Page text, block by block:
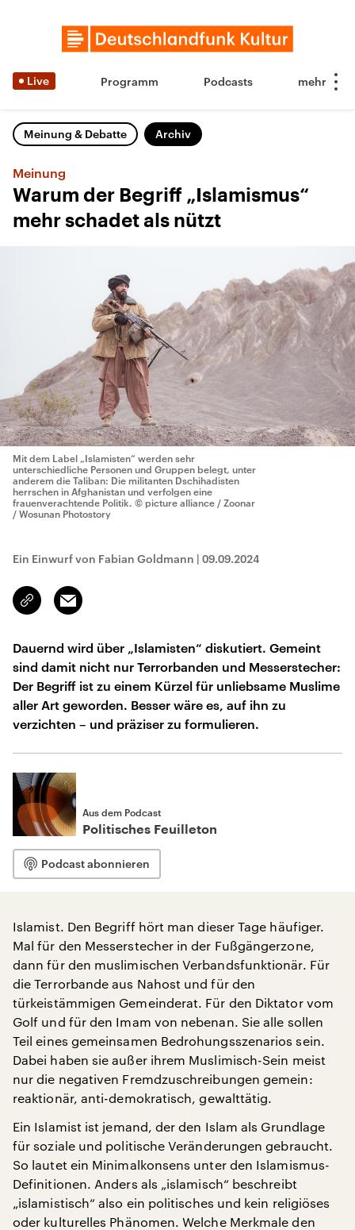
Live Programm Podcasts
Meinung & Debatte Archiv
Meinung
Warum der Begriff „Islamismus“
mehr schadet als nützt
Mit dem Label „Islamisten“ werden sehr
unterschiedliche Personen und Gruppen belegt, unter
anderem die Taliban: Die militanten Dschihadisten
herrschen in Afghanistan und verfolgen eine
frauenverachtende Politik. © picture alliance / Zoonar
/ Wosunan Photostory
Ein Einwurf von Fabian Goldmann | 09.09.2024
Link
kopieren/teilen
Email
Dauernd wird über „Islamisten“ diskutiert. Gemeint
sind damit nicht nur Terrorbanden und Messerstecher:
Der Begriff ist zu einem Kürzel für unliebsame Muslime
aller Art geworden. Besser wäre es, auf ihn zu
verzichten – und präziser zu formulieren.
Aus dem Podcast
Politisches Feuilleton
Podcast abonnieren
Islamist. Den Begriff hört man dieser Tage häufiger.
Mal für den Messerstecher in der Fußgängerzone,
dann für den muslimischen Verbandsfunktionär. Für
die Terrorbande aus Nahost und für den
türkeistämmigen Gemeinderat. Für den Diktator vom
Golf und für den Imam von nebenan. Sie alle sollen
Teil eines gemeinsamen Bedrohungsszenarios sein.
Dabei haben sie außer ihrem Muslimisch-Sein meist
nur die negativen Fremdzuschreibungen gemein:
reaktionär, anti-demokratisch, gewalttätig.
Ein Islamist ist jemand, der den Islam als Grundlage
für soziale und politische Veränderungen gebraucht.
So lautet ein Minimalkonsens unter den Islamismus-
Definitionen. Anders als „islamisch“ beschreibt
„islamistisch“ also ein politisches und kein religiöses
oder kulturelles Phänomen. Welche Merkmale den